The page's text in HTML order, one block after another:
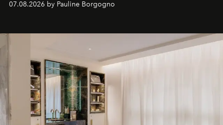
générationnel.
07.08.2026 by Pauline Borgogno